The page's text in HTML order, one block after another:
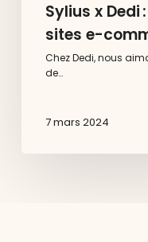
Sylius x Dedi
sites e-
Chez Dedi, nous
de…
7 mars 2024